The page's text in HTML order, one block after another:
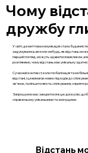
Чому
дружбу
У світі, де миттєва комунікація стала
задумувались ви коли-небудь, як відстань
перший погляд, можуть здаватися викликом, але
розглянемо, чому відстань має унікальну
Сучасний контекст, коли глобалізація та
відстані, і це вимагає нових підходів до
зв'язок, поліпшити якість спілкування, сприяти
Запрошуємо вас зануритися в цю дискусію, щоб
справжньому унікальними та значущими.
Відстань